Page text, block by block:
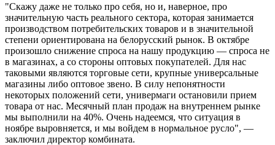
"Скажу даже не только про себя, но и, наверное, про
значительную часть реального сектора, которая занимается
производством потребительских товаров и в значительной
степени ориентирована на белорусский рынок. В октябре
произошло снижение спроса на нашу продукцию — спроса не
в магазинах, а со стороны оптовых покупателей. Для нас
таковыми являются торговые сети, крупные универсальные
магазины либо оптовое звено. В силу непонятности
некоторых положений сети, универмаги остановили прием
товара от нас. Месячный план продаж на внутреннем рынке
мы выполнили на 40%. Очень надеемся, что ситуация в
ноябре выровняется, и мы войдем в нормальное русло", —
заключил директор комбината.